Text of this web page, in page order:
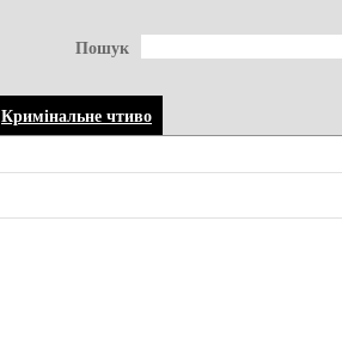
Пошук
Кримінальне чтиво